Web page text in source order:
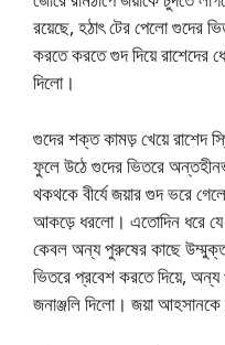
রয়েছে, হঠাৎ টের পেলো গুদের
করতে করতে গুদ দিয়ে রাশেদের
দিলো।
গুদের শক্ত কামড় খেয়ে রাশেদ
ফুলে উঠে গুদের ভিতরে
থকথকে বীর্যে জয়ার গুদ ভরে
আকড়ে ধরলো। এতোদিন ধরে যে
কেবল অন্য পুরুষের কাছে
ভিতরে প্রবেশ করতে দিয়ে,
জনাঞ্জলি দিলো। জয়া আহসানকে